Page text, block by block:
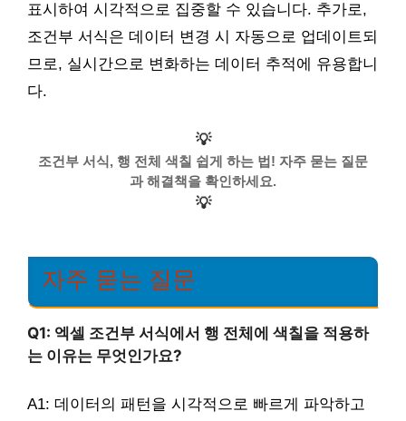
표시하여 시각적으로 집중할 수 있습니다. 추가로,
조건부 서식은 데이터 변경 시 자동으로 업데이트되
므로, 실시간으로 변화하는 데이터 추적에 유용합니
다.
💡
조건부 서식, 행 전체 색칠 쉽게 하는 법! 자주 묻는 질문
과 해결책을 확인하세요.
💡
자주 묻는 질문
Q1: 엑셀 조건부 서식에서 행 전체에 색칠을 적용하
는 이유는 무엇인가요?
A1: 데이터의 패턴을 시각적으로 빠르게 파악하고